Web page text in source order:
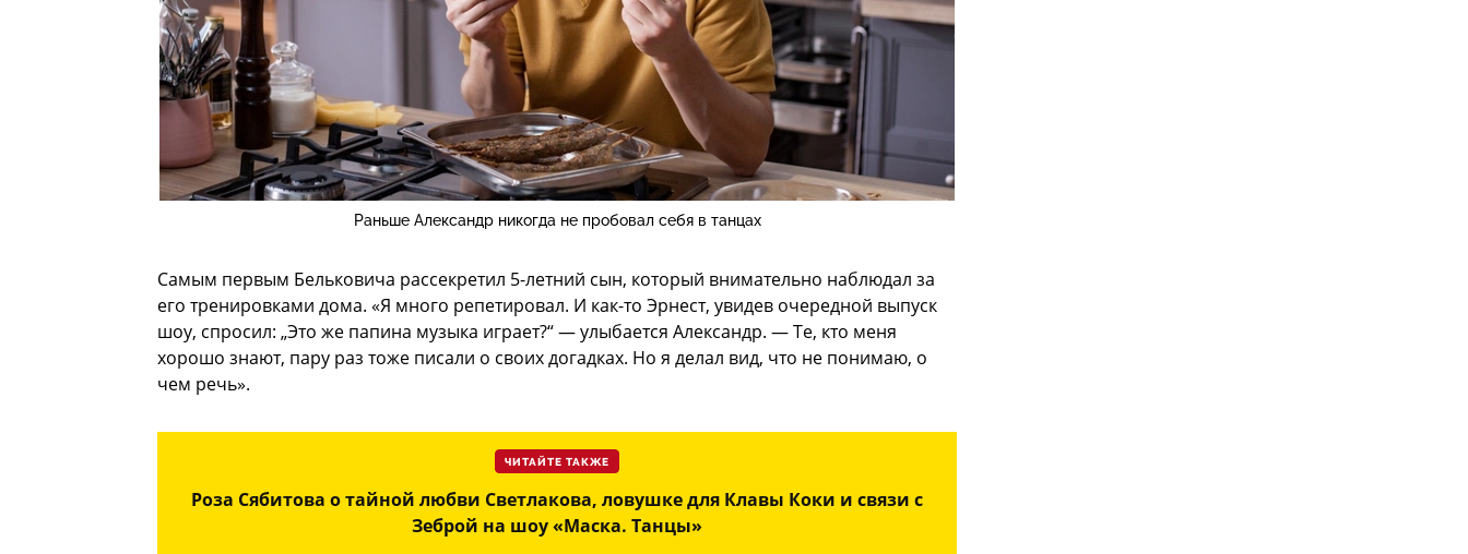
Раньше Александр никогда не пробовал себя в танцах
Самым первым Бельковича рассекретил 5-летний сын, который внимательно наблюдал за
его тренировками дома. «Я много репетировал. И как-то Эрнест, увидев очередной выпуск
шоу, спросил: „Это же папина музыка играет?“ — улыбается Александр. — Те, кто меня
хорошо знают, пару раз тоже писали о своих догадках. Но я делал вид, что не понимаю, о
чем речь».
ЧИТАЙТЕ ТАКЖЕ
Роза Сябитова о тайной любви Светлакова, ловушке для Клавы Коки и связи с
Зеброй на шоу «Маска. Танцы»